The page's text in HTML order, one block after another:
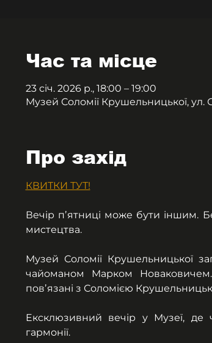
Час та місце
23 січ. 2026 р., 18:00 – 19:00
Музей Соломії Крушельницької, ул.
Про захід
КВИТКИ ТУТ!
Вечір пʼятниці може бути іншим.
мистецтва.
Музей Соломії Крушельницької
чайоманом Марком Новаковичем.
повʼязані з Соломією
Ексклюзивний вечір у Музеї, де
гармонії.